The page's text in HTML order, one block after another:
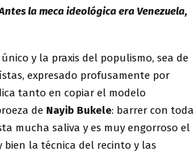
la meca ideológica era Venezuela,
y la praxis del populismo, sea de
expresado profusamente por
tanto en copiar el modelo
de Nayib Bukele: barrer con toda
mucha saliva y es muy engorroso el
la técnica del recinto y las